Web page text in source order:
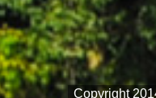
Copyright